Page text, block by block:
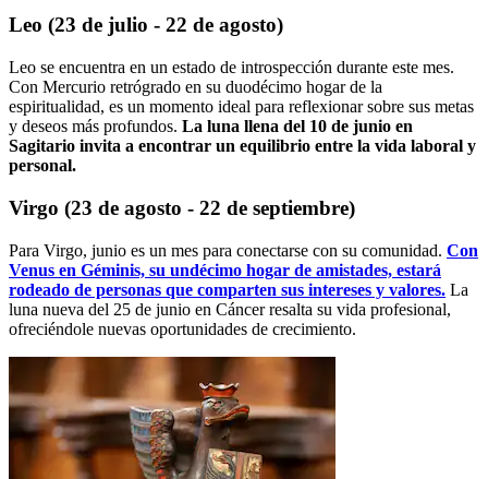
Leo (23 de julio - 22 de agosto)
Leo se encuentra en un estado de introspección durante este mes.
Con Mercurio retrógrado en su duodécimo hogar de la
espiritualidad, es un momento ideal para reflexionar sobre sus metas
y deseos más profundos. La luna llena del 10 de junio en
Sagitario invita a encontrar un equilibrio entre la vida laboral y
personal.
Virgo (23 de agosto - 22 de septiembre)
Para Virgo, junio es un mes para conectarse con su comunidad. Con
Venus en Géminis, su undécimo hogar de amistades, estará
rodeado de personas que comparten sus intereses y valores. La
luna nueva del 25 de junio en Cáncer resalta su vida profesional,
ofreciéndole nuevas oportunidades de crecimiento.